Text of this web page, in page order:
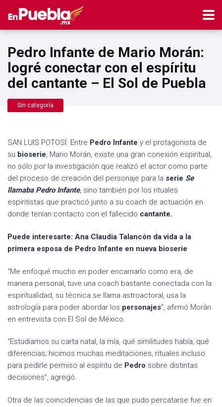
Pedro Infante de Mario Morán:
logré conectar con el espíritu
del cantante – El Sol de Puebla
Sin categoría
SAN LUIS POTOSÍ. Entre Pedro Infante y el protagonista de
su bioserie, Mario Morán, existe una gran conexión espiritual,
no sólo por la investigación que realizó el actor como parte
del proceso de creación del personaje para la serie Se
llamaba Pedro Infante, sino también por los rituales
espiritistas que practicó junto a su coach de actuación en
donde tenían contacto con el fallecido cantante.
Puede interesarte: Ana Claudia Talancón da vida a la
primera esposa de Pedro Infante en nueva bioserie
“Me enfoqué mucho en poder encarnarlo como era, de
manera personal, tuve una coach bastante conectada con la
espiritualidad, su técnica se llama astroactoral, usa la
astrología para poder abordar los personajes”, afirmó Morán
en entrevista con El Sol de México.
“Estudiamos su carta natal, la mía, qué similitudes había, qué
diferencias; hicimos muchas meditaciones, rituales incluso
para pedirle permiso al espíritu de Pedro sobre distintas
decisiones”, agregó.
Otra de las coincidencias de las que pudo percatarse fue en